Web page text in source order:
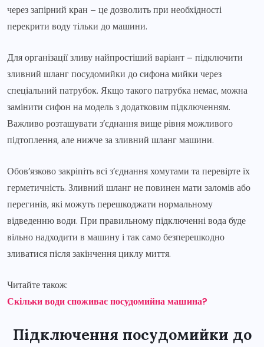
через запірний кран – це дозволить при необхідності
перекрити воду тільки до машини.
Для організації зливу найпростіший варіант – підключити
зливний шланг посудомийки до сифона мийки через
спеціальний патрубок. Якщо такого патрубка немає, можна
замінити сифон на модель з додатковим підключенням.
Важливо розташувати з’єднання вище рівня можливого
підтоплення, але нижче за зливний шланг машини.
Обов’язково закріпіть всі з’єднання хомутами та перевірте їх
герметичність. Зливний шланг не повинен мати заломів або
перегинів, які можуть перешкоджати нормальному
відведенню води. При правильному підключенні вода буде
вільно надходити в машину і так само безперешкодно
зливатися після закінчення циклу миття.
Читайте також:
Скільки води споживає посудомийна машина?
Підключення посудомийки до